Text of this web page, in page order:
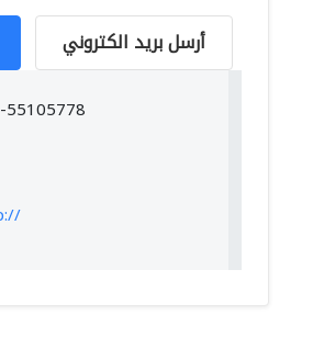
أرسل بريد الكتروني